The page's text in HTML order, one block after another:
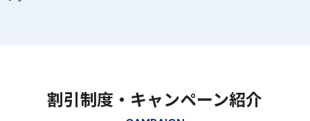
割引制度・キャンペーン紹介